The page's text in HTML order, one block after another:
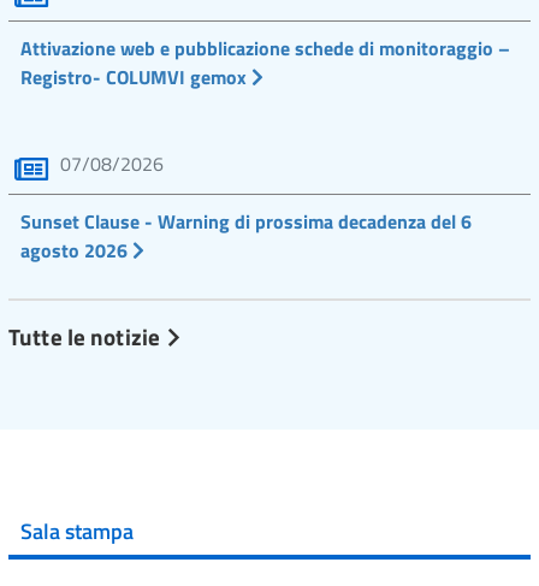
Attivazione web e pubblicazione schede di monitoraggio –
Registro- COLUMVI gemox
07/08/2026
Sunset Clause - Warning di prossima decadenza del 6
agosto 2026
Tutte le notizie
Sala stampa